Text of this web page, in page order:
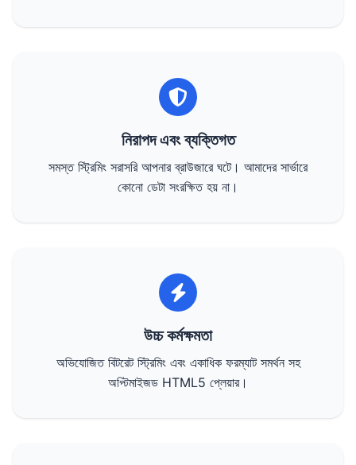
নিরাপদ এবং ব্যক্তিগত
সমস্ত স্ট্রিমিং সরাসরি আপনার ব্রাউজারে ঘটে। আমাদের সার্ভারে
কোনো ডেটা সংরক্ষিত হয় না।
উচ্চ কর্মক্ষমতা
অভিযোজিত বিটরেট স্ট্রিমিং এবং একাধিক ফরম্যাট সমর্থন সহ
অপ্টিমাইজড HTML5 প্লেয়ার।